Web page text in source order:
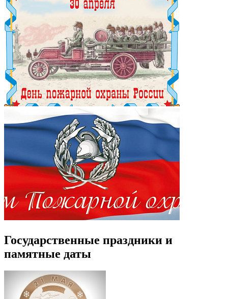
Государственные праздники и
памятные даты